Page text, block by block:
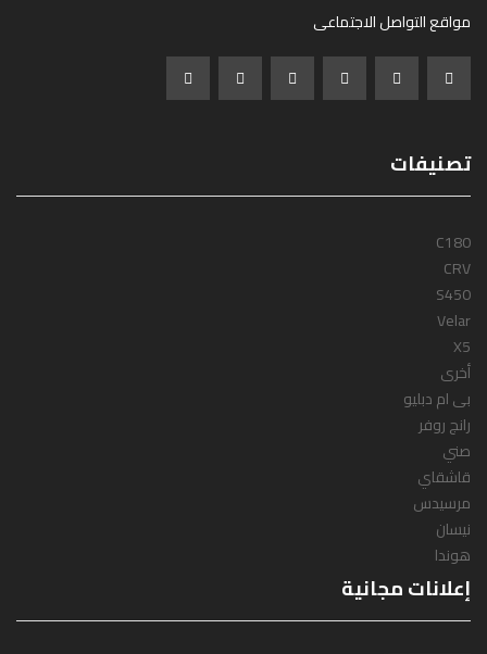
مواقع التواصل الاجتماعى
تصنيفات
C180
CRV
S450
Velar
X5
أخرى
بى ام دبليو
رانج روفر
صني
قاشقاي
مرسيدس
نيسان
هوندا
إعلانات مجانية